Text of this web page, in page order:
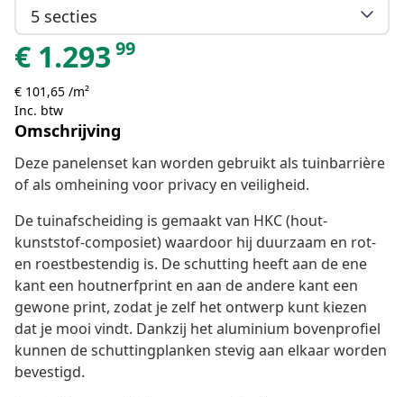
5 secties
€ 1.293 99
€ 101,65 /m²
Inc. btw
Omschrijving
Deze panelenset kan worden gebruikt als tuinbarrière
of als omheining voor privacy en veiligheid.
De tuinafscheiding is gemaakt van HKC (hout-
kunststof-composiet) waardoor hij duurzaam en rot-
en roestbestendig is. De schutting heeft aan de ene
kant een houtnerfprint en aan de andere kant een
gewone print, zodat je zelf het ontwerp kunt kiezen
dat je mooi vindt. Dankzij het aluminium bovenprofiel
kunnen de schuttingplanken stevig aan elkaar worden
bevestigd.